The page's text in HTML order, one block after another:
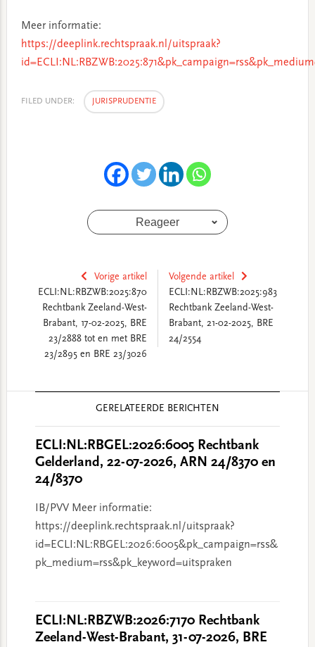
Meer informatie:
https://deeplink.rechtspraak.nl/uitspraak?
FILED UNDER: JURISPRUDENTIE
Reageer
Vorige artikel
ECLI:NL:RBZWB:2025:870
Rechtbank Zeeland-West-
Brabant, 17-02-2025, BRE
23/2888 tot en met BRE
23/2895 en BRE 23/3026
Volgende artikel
ECLI:NL:RBZWB:2025:983
Rechtbank Zeeland-West-
Brabant, 21-02-2025, BRE
24/2554
GERELATEERDE BERICHTEN
ECLI:NL:RBGEL:2026:6005 Rechtbank
Gelderland, 22-07-2026, ARN 24/8370 en
24/8370
IB/PVV Meer informatie:
https://deeplink.rechtspraak.nl/uitspraak?
id=ECLI:NL:RBGEL:2026:6005&pk_campaign=rss&
pk_medium=rss&pk_keyword=uitspraken
ECLI:NL:RBZWB:2026:7170 Rechtbank
Zeeland-West-Brabant, 31-07-2026, BRE